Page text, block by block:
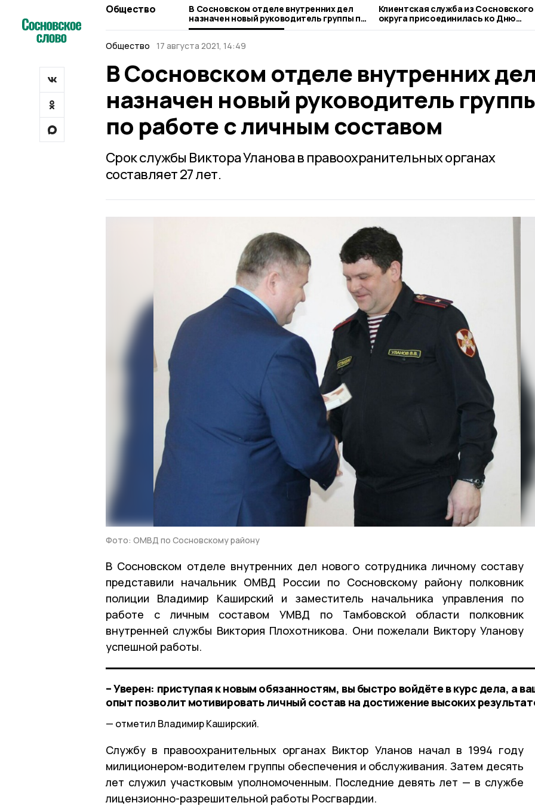
Общество
В Сосновском отделе внутренних дел
назначен новый руководитель группы по
работе с личным составом
Клиентская служба из Сосновского
округа присоединилась ко Дню
благотворительного труда
Общество
17 августа 2021, 14:49
В Сосновском отделе внутренних
назначен новый руководитель
по работе с личным составом
Срок службы Виктора Уланова в правоохранительных органах
составляет 27 лет.
Фото: ОМВД по Сосновскому району
В Сосновском отделе внутренних дел нового сотрудника личному составу
представили начальник ОМВД России по Сосновскому району полковник
полиции Владимир Каширский и заместитель начальника управления по
работе с личным составом УМВД по Тамбовской области полковник
внутренней службы Виктория Плохотникова. Они пожелали Виктору Уланову
успешной работы.
– Уверен: приступая к новым обязанностям, вы быстро войдёте в курс дела, а
опыт позволит мотивировать личный состав на достижение высоких
отметил Владимир Каширский.
Службу в правоохранительных органах Виктор Уланов начал в 1994 году
милиционером-водителем группы обеспечения и обслуживания. Затем десять
лет служил участковым уполномоченным. Последние девять лет — в службе
лицензионно-разрешительной работы Росгвардии.